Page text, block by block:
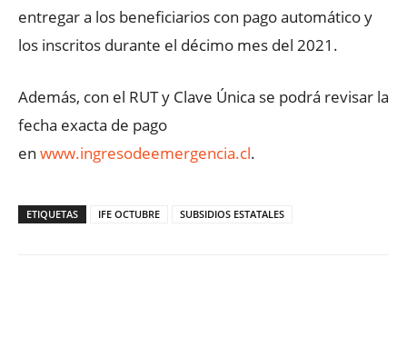
entregar a los beneficiarios con pago automático y
los inscritos durante el décimo mes del 2021.
Además, con el RUT y Clave Única se podrá revisar la
fecha exacta de pago
en www.ingresodeemergencia.cl.
ETIQUETAS IFE OCTUBRE SUBSIDIOS ESTATALES